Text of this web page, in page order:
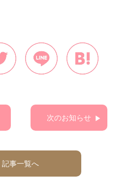
次のお知らせ
記事一覧へ